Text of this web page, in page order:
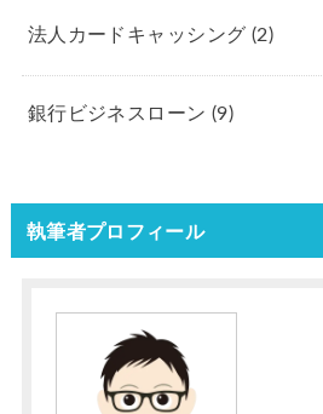
法人カードキャッシング (2)
銀行ビジネスローン (9)
執筆者プロフィール